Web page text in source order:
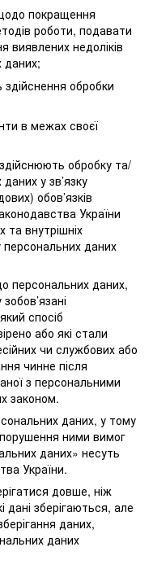
покращення
роботи, подавати
виявлених недоліків
даних;
обробки
в межах своєї
обробку та/
у зв’язку
обов’язків
України
та внутрішніх
персональних даних
персональних даних,
спосіб
або які стали
чи службових або
чинне після
з персональними
законом.
даних, у тому
порушення ними вимог
даних» несуть
України.
довше, ніж
дані зберігаються, але
даних,
даних